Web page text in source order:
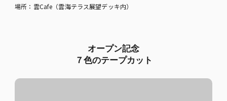
場所：雲Cafe（雲海テラス展望デッキ内）
オープン記念
７色のテープカット